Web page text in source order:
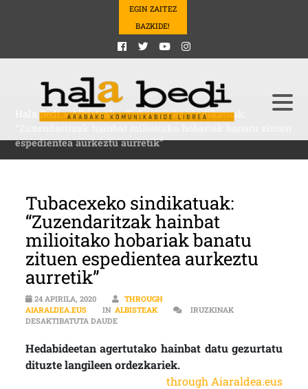
EGIN ZAITEZ
BAZKIDE!
Hala Bedi>Albisteak>Tubacexeko sindikatuak:
espedientea aurkeztu aurretik”
Tubacexeko sindikatuak:
“Zuzendaritzak hainbat
milioitako hobariak banatu
zituen espedientea aurkeztu
aurretik”
24 APIRILA, 2020
THROUGH
AIARALDEA.EUS
IN ALBISTEAK
IRUZKINAK
DESAKTIBATUTA DAUDETUBACEXEKO SINDIKATUAK: “ZUZENDARITZAK
Hedabideetan agertutako hainbat datu gezurtatu
dituzte langileen ordezkariek.
through Aiaraldea.eus